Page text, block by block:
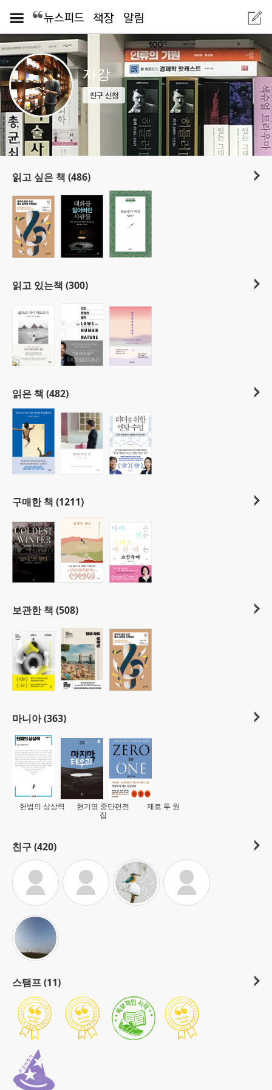
자강
읽고 싶은 책 (486)
읽고 있는책 (300)
읽은 책 (482)
구매한 책 (1211)
보관한 책 (508)
마니아 (363)
헌법의 상상력
현기영 중단편전
집
제로 투 원
친구 (420)
스탬프 (11)